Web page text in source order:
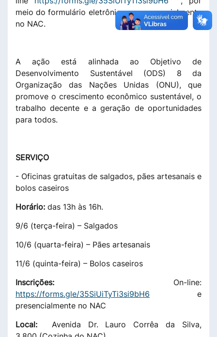
meio do formulário eletrônico, ou presencialmente
no NAC.
A ação está alinhada ao Objetivo de
Desenvolvimento Sustentável (ODS) 8 da
Organização das Nações Unidas (ONU), que
promove o crescimento econômico sustentável, o
trabalho decente e a geração de oportunidades
para todos.
SERVIÇO
- Oficinas gratuitas de salgados, pães artesanais e
bolos caseiros
Horário: das 13h às 16h.
9/6 (terça-feira) – Salgados
10/6 (quarta-feira) – Pães artesanais
11/6 (quinta-feira) – Bolos caseiros
Inscrições: On-line:
https://forms.gle/35SiUiTyTi3si9bH6 e
presencialmente no NAC
Local: Avenida Dr. Lauro Corrêa da Silva,